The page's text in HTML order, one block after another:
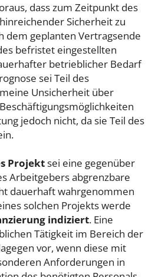
dass zum Zeitpunkt des
Sicherheit zu
dem geplanten Vertragsende
befristet eingestellten
betrieblicher Bedarf
sei Teil des
Unsicherheit über
jedoch nicht, da sie Teil des
Projektsei eine gegenüber
Arbeitgebers abgrenzbare
dauerhaft wahrgenommen
solchen Projekts werde
indiziert. Eine
Tätigkeit im Bereich der
vor, wenn diese mit
Anforderungen in